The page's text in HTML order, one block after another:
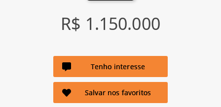
R$ 1.150.000
Tenho interesse
Salvar nos favoritos